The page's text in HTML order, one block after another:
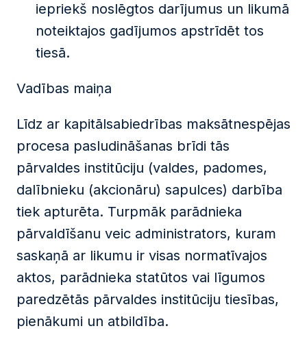
iepriekš noslēgtos darījumus un likumā
noteiktajos gadījumos apstrīdēt tos
tiesā.
Vadības maiņa
Līdz ar kapitālsabiedrības maksātnespējas
procesa pasludināšanas brīdi tās
pārvaldes institūciju (valdes, padomes,
dalībnieku (akcionāru) sapulces) darbība
tiek apturēta. Turpmāk parādnieka
pārvaldīšanu veic administrators, kuram
saskaņā ar likumu ir visas normatīvajos
aktos, parādnieka statūtos vai līgumos
paredzētās pārvaldes institūciju tiesības,
pienākumi un atbildība.